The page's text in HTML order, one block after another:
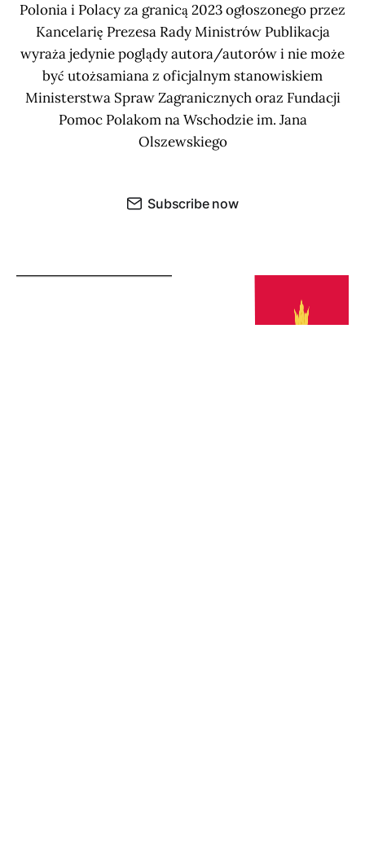
Polonia i Polacy za granicą 2023 ogłoszonego przez
Kancelarię Prezesa Rady Ministrów Publikacja
wyraża jedynie poglądy autora/autorów i nie może
być utożsamiana z oficjalnym stanowiskiem
Ministerstwa Spraw Zagranicznych oraz Fundacji
Pomoc Polakom na Wschodzie im. Jana
Olszewskiego
Subscribe now